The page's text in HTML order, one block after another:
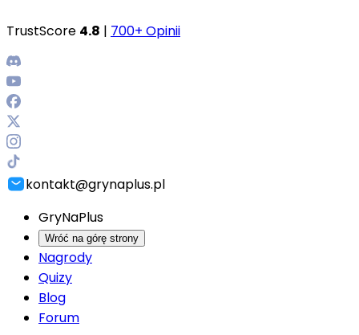
TrustScore 4.8 | 700+ Opinii
kontakt@grynaplus.pl
GryNaPlus
Wróć na górę strony
Nagrody
Quizy
Blog
Forum